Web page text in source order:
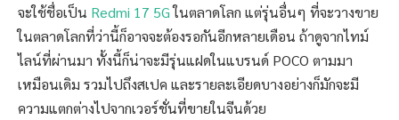
จะใช้ชื่อเป็น Redmi 17 5Gในตลาดโลก แต่รุ่นอื่นๆ ที่จะวางขาย
ในตลาดโลกที่ว่านี้ก็อาจจะต้องรอกันอีกหลายเดือน ถ้าดูจากไทม์
ไลน์ที่ผ่านมา ทั้งนี้ก็น่าจะมีรุ่นแฝดในแบรนด์ POCO ตามมา
เหมือนเดิม รวมไปถึงสเปค และรายละเอียดบางอย่างก็มักจะมี
ความแตกต่างไปจากเวอร์ชั่นที่ขายในจีนด้วย